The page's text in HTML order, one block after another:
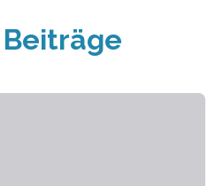
Beiträge